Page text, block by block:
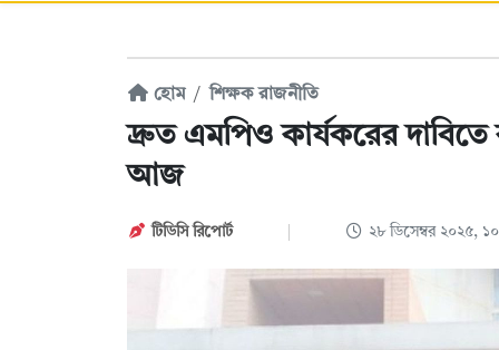
হোম শিক্ষক রাজনীতি
দ্রুত এমপিও কার্যকরের দাবিতে
আজ
টিডিসি ‍রিপোর্ট ২৮ ডিসেম্বর ২০২৫,